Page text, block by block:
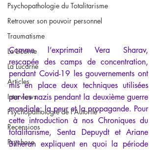
Psychopathologie du Totalitarisme
Retrouver son pouvoir personnel
Traumatisme
La Licorne
La Lucarne
Articles
Interviews
Psychopathologie de l'Autorité
Recensions
Psychose
Comme l’exprimait Vera Sharav,
rescapée des camps de concentration,
pendant Covid-19 les gouvernements ont
mis en place deux techniques utilisées
par les nazis pendant la deuxième guerre
mondiale: la peur et la propagande. Pour
cette introduction à nos Chroniques du
totalitarisme, Senta Depuydt et Ariane
Bilheran expliquent en quoi la période